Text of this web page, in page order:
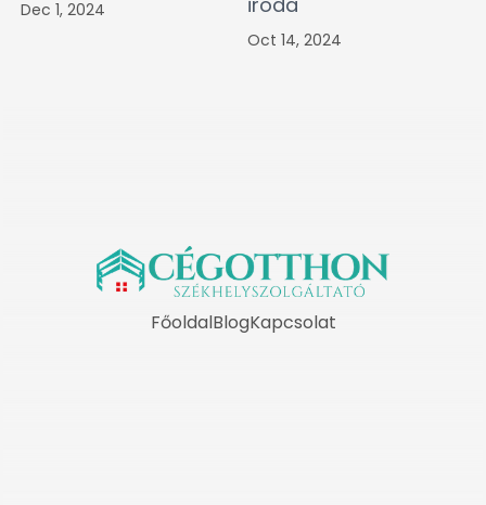
Dec 1, 2024
Oct 14, 2024
FőoldalBlogKapcsolat